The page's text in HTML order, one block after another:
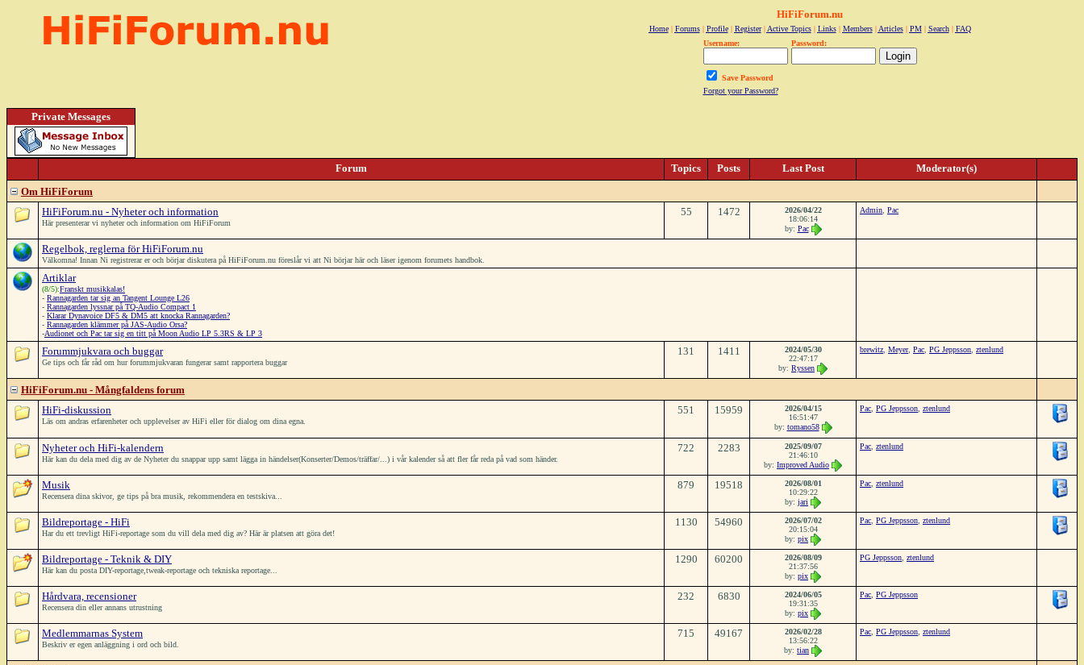
HiFiForum.nu
Home| Forums| Profile| Register| Active Topics| Links| Members| Articles| PM| Search| FAQ
Username:
Password:
Save Password
Forgot your Password?
Private Messages
Forum Topics Posts Last Post
Moderator(s)
Om HiFiForum
HiFiForum.nu - Nyheter och information
Här presenterar vi nyheter och information om HiFiForum
55 1472
2026/04/22
18:06:14
by: Pac
Admin Pac
Regelbok, reglerna för HiFiForum.nu
Välkomna! Innan Ni registrerar er och börjar diskutera på HiFiForum.nu föreslår vi att Ni börjar här och läser igenom forumets handbok.
Artiklar
(8/5):Franskt musikkalas!
- Rannagarden tar sig an Tangent Lounge L26
- Rannagarden lyssnar på TQ-Audio Compact 1
- Klarar Dynavoice DF5 & DM5 att knocka Rannagarden?
- Rannagarden klämmer på JAS-Audio Orsa?
-Audionet och Pac tar sig en titt på Moon Audio LP 5.3RS & LP 3
Forummjukvara och buggar
Ge tips och får råd om hur forummjukvaran fungerar samt rapportera buggar
131 1411
2024/05/30
22:47:17
by: Ryssen
brewitz Meyer, Pac PG Jeppsson ztenlund
HiFiForum.nu - Mångfaldens forum
HiFi-diskussion
Läs om andras erfarenheter och upplevelser av HiFi eller för dialog om dina egna.
551 15959
2026/04/15
16:51:47
by: tomano58
Pac PG Jeppsson ztenlund
Nyheter och HiFi-kalendern
Här kan du dela med dig av de Nyheter du snappar upp samt lägga in händelser(Konserter/Demos/träffar/...) i vår kalender så att fler får reda på vad som händer.
722 2283
2025/09/07
21:46:10
by: Improved Audio
Pac ztenlund
Musik
Recensera dina skivor, ge tips på bra musik, rekommendera en testskiva...
879 19518
2026/08/01
10:29:22
by: jari
Pac ztenlund
Bildreportage - HiFi
Har du ett trevligt HiFi-reportage som du vill dela med dig av? Här är platsen att göra det!
1130 54960
2026/07/02
20:15:04
by: pix
Pac PG Jeppsson ztenlund
Bildreportage - Teknik & DIY
Här kan du posta DIY-reportage,tweak-reportage och tekniska reportage...
1290 60200
2026/08/09
21:37:56
by: pix
PG Jeppsson ztenlund
Hårdvara, recensioner
Recensera din eller annans utrustning
232 6830
2024/06/05
19:31:35
by: pix
Pac PG Jeppsson
Medlemmarnas System
Beskriv er egen anläggning i ord och bild.
715 49167
2026/02/28
13:56:22
by: tian
Pac PG Jeppsson ztenlund